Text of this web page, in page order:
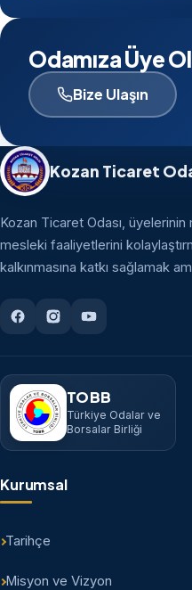
Odamıza Üye
Bize Ulaşın
Kozan Ticaret
Kozan Ticaret Odası, üyelerinin
mesleki faaliyetlerini
kalkınmasına katkı sağlamak
TOBB
Türkiye Odalar ve
Borsalar Birliği
Kurumsal
Tarihçe
Misyon ve Vizyon